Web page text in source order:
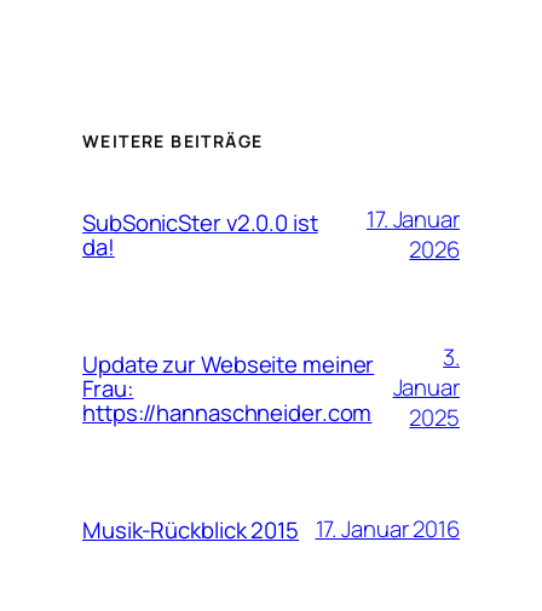
WEITERE BEITRÄGE
SubSonicSter v2.0.0 ist
da!
17. Januar
2026
Update zur Webseite meiner
Frau:
https://hannaschneider.com
3.
Januar
2025
Musik-Rückblick 2015 17. Januar 2016